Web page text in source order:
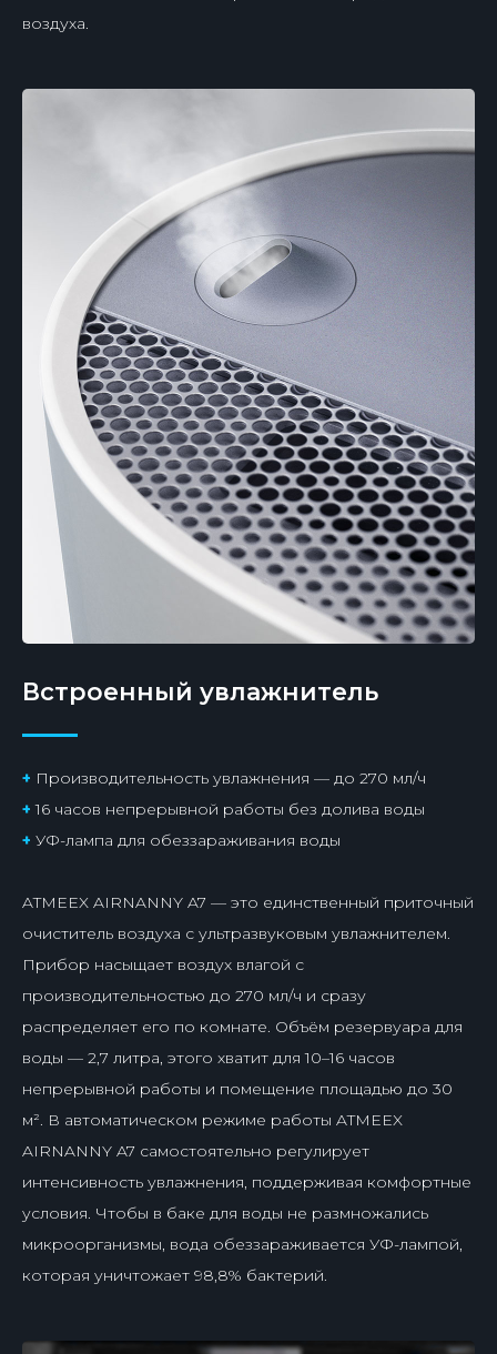
воздуха.
Встроенный увлажнитель
+ Производительность увлажнения — до 270 мл/ч
+ 16 часов непрерывной работы без долива воды
+ УФ-лампа для обеззараживания воды
ATMEEX AIRNANNY A7 — это единственный приточный
очиститель воздуха с ультразвуковым увлажнителем.
Прибор насыщает воздух влагой с
производительностью до 270 мл/ч и сразу
распределяет его по комнате. Объём резервуара для
воды — 2,7 литра, этого хватит для 10–16 часов
непрерывной работы и помещение площадью до 30
м². В автоматическом режиме работы ATMEEX
AIRNANNY A7 самостоятельно регулирует
интенсивность увлажнения, поддерживая комфортные
условия. Чтобы в баке для воды не размножались
микроорганизмы, вода обеззараживается УФ-лампой,
которая уничтожает 98,8% бактерий.